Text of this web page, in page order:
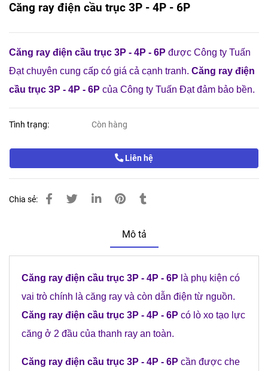
Căng ray điện cầu trục 3P - 4P - 6P
Căng ray điện cầu trục 3P - 4P - 6P được Công ty Tuấn
Đạt chuyên cung cấp có giá cả cạnh tranh. Căng ray điện
cầu trục 3P - 4P - 6P của Công ty Tuấn Đạt đảm bảo bền.
Tình trạng: Còn hàng
Liên hệ
Chia sẻ:
Mô tả
Căng ray điện cầu trục 3P - 4P - 6P là phụ kiện có
vai trò chính là căng ray và còn dẫn điện từ nguồn.
Căng ray điện cầu trục 3P - 4P - 6P có lò xo tạo lực
căng ở 2 đầu của thanh ray an toàn.
Căng ray điện cầu trục 3P - 4P - 6P cần được che